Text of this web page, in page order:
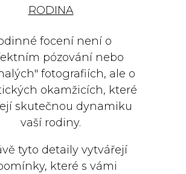
RODINA
focení není o
pózování nebo
fotografiích, ale o
okamžicích, které
skutečnou dynamiku
vaší rodiny.
tyto detaily vytvářejí
které s vámi